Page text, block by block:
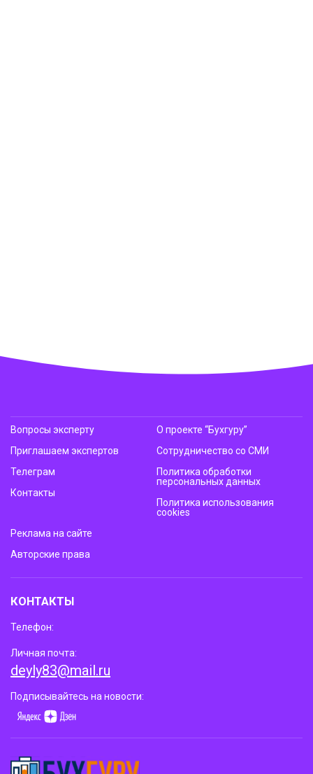
Вопросы эксперту
Приглашаем экспертов
Телеграм
Контакты
О проекте “Бухгуру”
Сотрудничество со СМИ
Политика обработки
персональных данных
Политика использования
cookies
Реклама на сайте
Авторские права
КОНТАКТЫ
Телефон:
Личная почта:
deyly83@mail.ru
Подписывайтесь на новости: